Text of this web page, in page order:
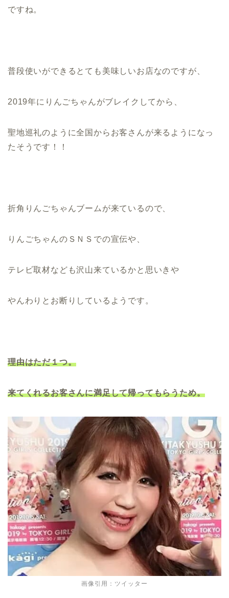
ですね。
普段使いができるとても美味しいお店なのですが、
2019年にりんごちゃんがブレイクしてから、
聖地巡礼のように全国からお客さんが来るようになっ
たそうです！！
折角りんごちゃんブームが来ているので、
りんごちゃんのＳＮＳでの宣伝や、
テレビ取材なども沢山来ているかと思いきや
やんわりとお断りしているようです。
理由はただ１つ。
来てくれるお客さんに満足して帰ってもらうため。
画像引用：ツイッター